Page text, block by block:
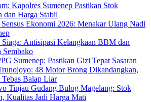
Kapolres Sumenep Pastikan Stok
dan Harga Stabil
Ekonomi 2026: Menakar Ulang Nadi
Siaga: Antisipasi Kelangkaan BBM dan
Sembako
Sumenep: Pastikan Gizi Tepat Sasaran
48 Motor Brong Dikandangkan,
Tebas Balap Liar
Tinjau Gudang Bulog Magelang: Stok
Kualitas Jadi Harga Mati